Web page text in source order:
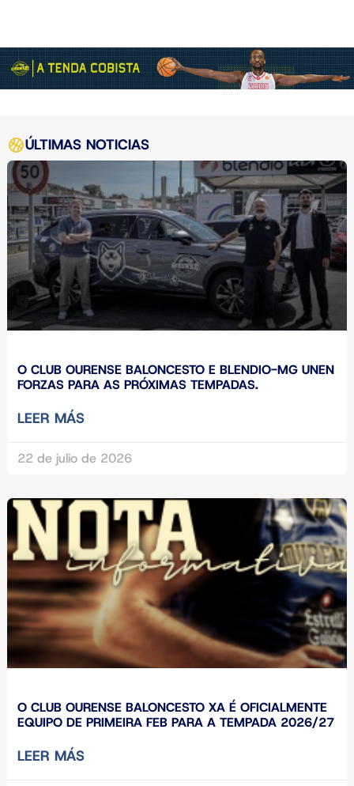
ÚLTIMAS NOTICIAS
O CLUB OURENSE BALONCESTO E BLENDIO-MG UNEN
FORZAS PARA AS PRÓXIMAS TEMPADAS.
LEER MÁS
22 de julio de 2026
O CLUB OURENSE BALONCESTO XA É OFICIALMENTE
EQUIPO DE PRIMEIRA FEB PARA A TEMPADA 2026/27
LEER MÁS